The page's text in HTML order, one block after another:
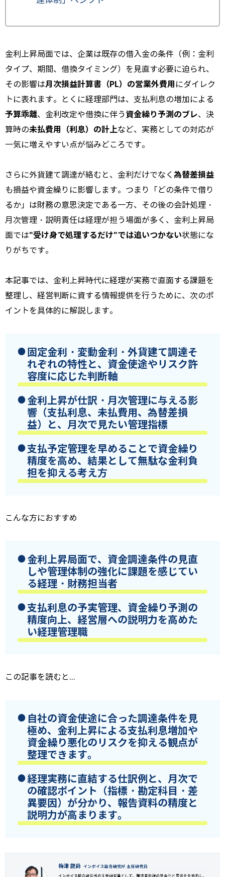
金利上昇局面では、企業は既存の借入金の条件（例：金利
タイプ、期間、借換タイミング）を見直す必要に迫られ、
その影響は月次損益計算書（PL）の営業外費用 にダイレク
トに表れます。とくに経理部門は、支払利息の増加による
予算乖離、金利改定や借換に伴う 資金繰り予測のブレ、決
算時の未払費用（利息）の計上など、実務としての対応が
一気に増えやすい点が悩みどころです。
さらに外貨建て調達が絡むと、金利だけでなく 為替差損益
も損益や資金繰りに影響します。つまり「どの条件で借り
るか」は財務の意思決定である一方、その後の会計処理・
月次管理・説明責任は経理が担う場面が多く、金利上昇局
面では"受け身で処理するだけ"では追いつかない状態にな
りがちです。
本記事では、金利上昇時代に経理が実務で直面する課題を
整理し、経営判断に資する情報提供を行うために、次のポ
イントを具体的に解説します。
固定金利・変動金利・外貨建て調達そ
れぞれの特性と、資金使途やリスク許
容度に応じた判断軸
金利上昇が仕訳・月次管理に与える影
響 （支払利息、未払費用、為替差損
益）と、月次で見たい管理指標
支払予定管理を早めることで資金繰り
精度を高め、結果として無駄な金利負
担を抑える考え方
こんな方におすすめ
金利上昇局面で、資金調達条件の見直
しや管理体制の強化に課題を感じてい
る経理・財務担当者
支払利息の予実管理、資金繰り予測の
精度向上、経営層への説明力を高めた
い経理管理職
この記事を読むと...
自社の資金使途に合った調達条件を見
極め、金利上昇による支払利息増加や
資金繰り悪化のリスクを抑える観点が
整理できます。
経理実務に直結する仕訳例と、月次で
の確認ポイント（指標・勘定科目・差
異要因）が分かり、報告資料の精度と
説明力が高まります。